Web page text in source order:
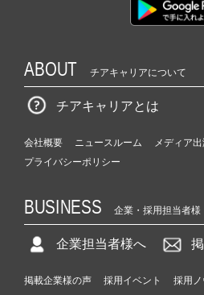
ABOUT チアキャリアについて
チアキャリアとは
会社概要 ニュースルーム
メディア
プライバシーポリシー
BUSINESS 企業・採用担当者様
企業担当者様へ
掲載企業様の声 採用イベント 採用